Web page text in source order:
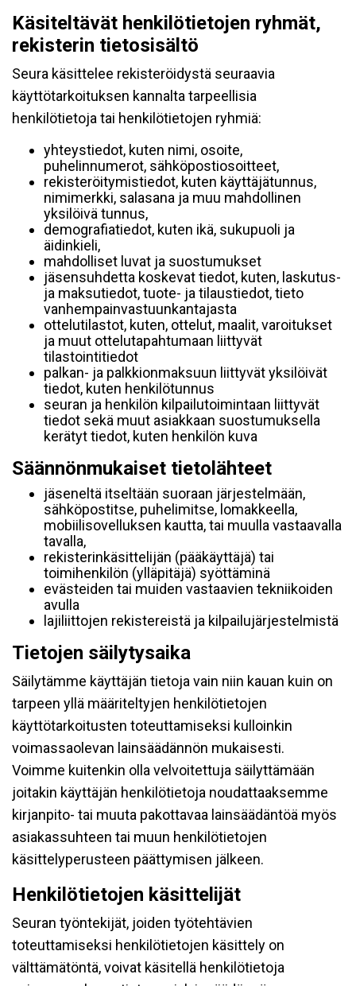
Käsiteltävät henkilötietojen ryhmät,
rekisterin tietosisältö
Seura käsittelee rekisteröidystä seuraavia
käyttötarkoituksen kannalta tarpeellisia
henkilötietoja tai henkilötietojen ryhmiä:
yhteystiedot, kuten nimi, osoite,
puhelinnumerot, sähköpostiosoitteet,
rekisteröitymistiedot, kuten käyttäjätunnus,
nimimerkki, salasana ja muu mahdollinen
yksilöivä tunnus,
demografiatiedot, kuten ikä, sukupuoli ja
äidinkieli,
mahdolliset luvat ja suostumukset
jäsensuhdetta koskevat tiedot, kuten, laskutus-
ja maksutiedot, tuote- ja tilaustiedot, tieto
vanhempainvastuunkantajasta
ottelutilastot, kuten, ottelut, maalit, varoitukset
ja muut ottelutapahtumaan liittyvät
tilastointitiedot
palkan- ja palkkionmaksuun liittyvät yksilöivät
tiedot, kuten henkilötunnus
seuran ja henkilön kilpailutoimintaan liittyvät
tiedot sekä muut asiakkaan suostumuksella
kerätyt tiedot, kuten henkilön kuva
Säännönmukaiset tietolähteet
jäseneltä itseltään suoraan järjestelmään,
sähköpostitse, puhelimitse, lomakkeella,
mobiilisovelluksen kautta, tai muulla vastaavalla
tavalla,
rekisterinkäsittelijän (pääkäyttäjä) tai
toimihenkilön (ylläpitäjä) syöttäminä
evästeiden tai muiden vastaavien tekniikoiden
avulla
lajiliittojen rekistereistä ja kilpailujärjestelmistä
Tietojen säilytysaika
Säilytämme käyttäjän tietoja vain niin kauan kuin on
tarpeen yllä määriteltyjen henkilötietojen
käyttötarkoitusten toteuttamiseksi kulloinkin
voimassaolevan lainsäädännön mukaisesti.
Voimme kuitenkin olla velvoitettuja säilyttämään
joitakin käyttäjän henkilötietoja noudattaaksemme
kirjanpito- tai muuta pakottavaa lainsäädäntöä myös
asiakassuhteen tai muun henkilötietojen
käsittelyperusteen päättymisen jälkeen.
Henkilötietojen käsittelijät
Seuran työntekijät, joiden työtehtävien
toteuttamiseksi henkilötietojen käsittely on
välttämätöntä, voivat käsitellä henkilötietoja